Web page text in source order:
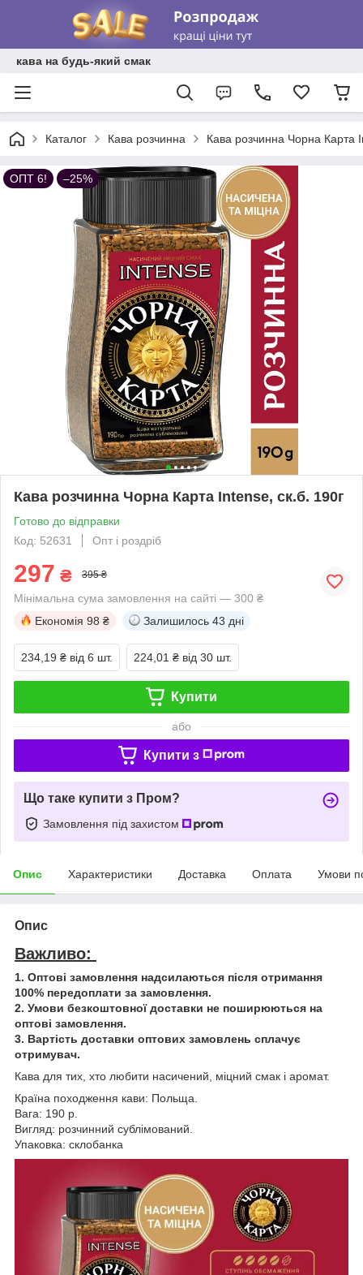
кава на будь-який смак
Каталог Кава розчинна Кава розчинна Чорна Карта
ОПТ 6! –25%
Кава розчинна Чорна Карта Intense, ск.б. 190г
Готово до відправки
Код: 52631
Опт і роздріб
297 ₴ 395 ₴
Мінімальна сума замовлення на сайті — 300 ₴
Економія 98 ₴ Залишилось 43 дні
234,19 ₴ від 6 шт. 224,01 ₴ від 30 шт.
Купити
або
Купити з
Що таке купити з Пром?
Замовлення під захистом
Опис Характеристики Доставка Оплата Умови
Опис
Важливо:
1. Оптові замовлення надсилаються після отримання
100% передоплати за замовлення.
2. Умови безкоштовної доставки не поширюються на
оптові замовлення.
3. Вартість доставки оптових замовлень сплачує
отримувач.
Кава для тих, хто любити насичений, міцний смак і аромат.
Країна походження кави: Польща.
Вага: 190 р.
Вигляд: розчинний сублімований.
Упаковка: склобанка